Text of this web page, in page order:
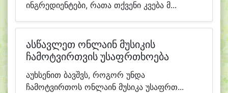
ინგრედიენტები, რათა თქვენი კვება მ...
ასწავლეთ ონლაინ მუსიკის
ჩამოტვირთვის უსაფრთხოება
აუხსენით ბავშვს, როგორ უნდა
ჩამოტვირთოს ონლაინ მუსიკა უსაფრთ...